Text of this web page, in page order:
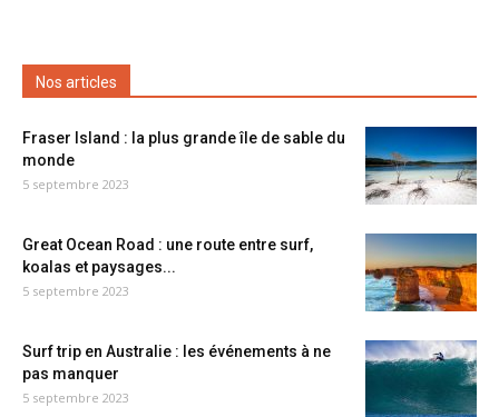
Nos articles
Fraser Island : la plus grande île de sable du
monde
5 septembre 2023
Great Ocean Road : une route entre surf,
koalas et paysages...
5 septembre 2023
Surf trip en Australie : les événements à ne
pas manquer
5 septembre 2023